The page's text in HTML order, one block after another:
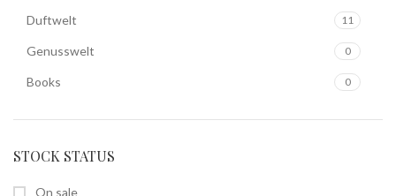
Books 0
Duftwelt 11
Genusswelt 0
STOCK STATUS
On sale